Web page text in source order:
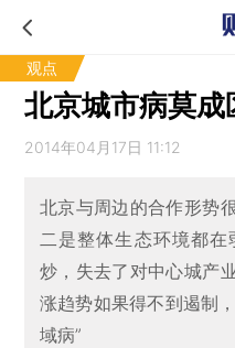
观点
北京城市病莫成
2014年04月17日 11:12
北京与周边的合作形势
二是整体生态环境都
炒，失去了对中心城产
涨趋势如果得不到遏制
域病”